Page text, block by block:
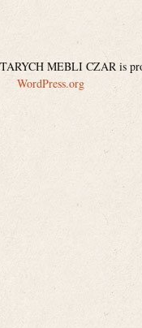
MEBLI CZAR is
WordPress.org